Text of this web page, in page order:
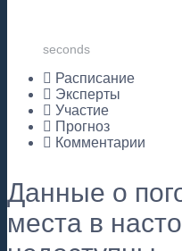
seconds
Расписание
Эксперты
Участие
Прогноз
Комментарии
Данные о
места в